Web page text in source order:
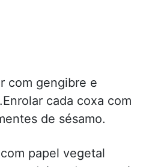
com gengibre e
cada coxa com
de sésamo.
papel vegetal